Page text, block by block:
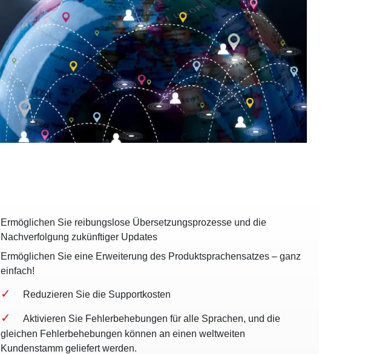
Ermöglichen Sie reibungslose Übersetzungsprozesse und die
Nachverfolgung zukünftiger Updates
Ermöglichen Sie eine Erweiterung des Produktsprachensatzes – ganz
einfach!
Reduzieren Sie die Supportkosten
Aktivieren Sie Fehlerbehebungen für alle Sprachen, und die
gleichen Fehlerbehebungen können an einen weltweiten
Kundenstamm geliefert werden.